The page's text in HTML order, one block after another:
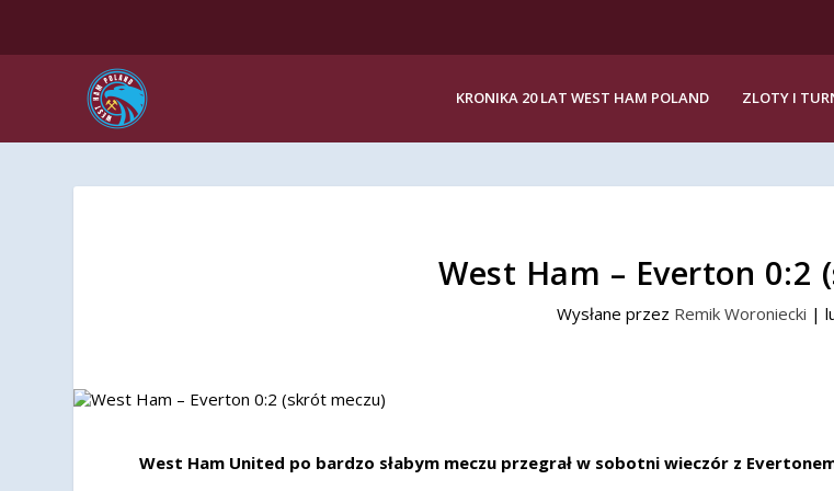
KRONIKA 20 LAT WEST HAM POLAND ZLOTY I
West Ham – Everton 0:2
Wysłane przez Remik Woroniecki |
West Ham United po bardzo słabym meczu przegrał w sobotni wieczór z